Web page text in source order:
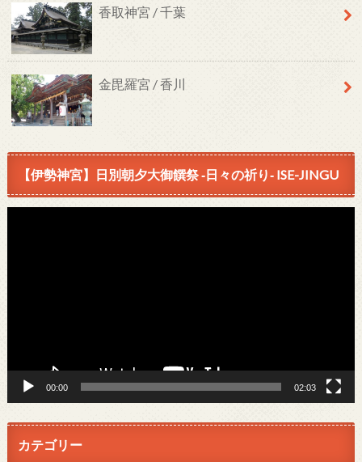
香取神宮 / 千葉
金毘羅宮 / 香川
【伊勢神宮】日別朝夕大御饌祭 ‐日々の祈り‐ ISE-JINGU
00:00 02:03
カテゴリー